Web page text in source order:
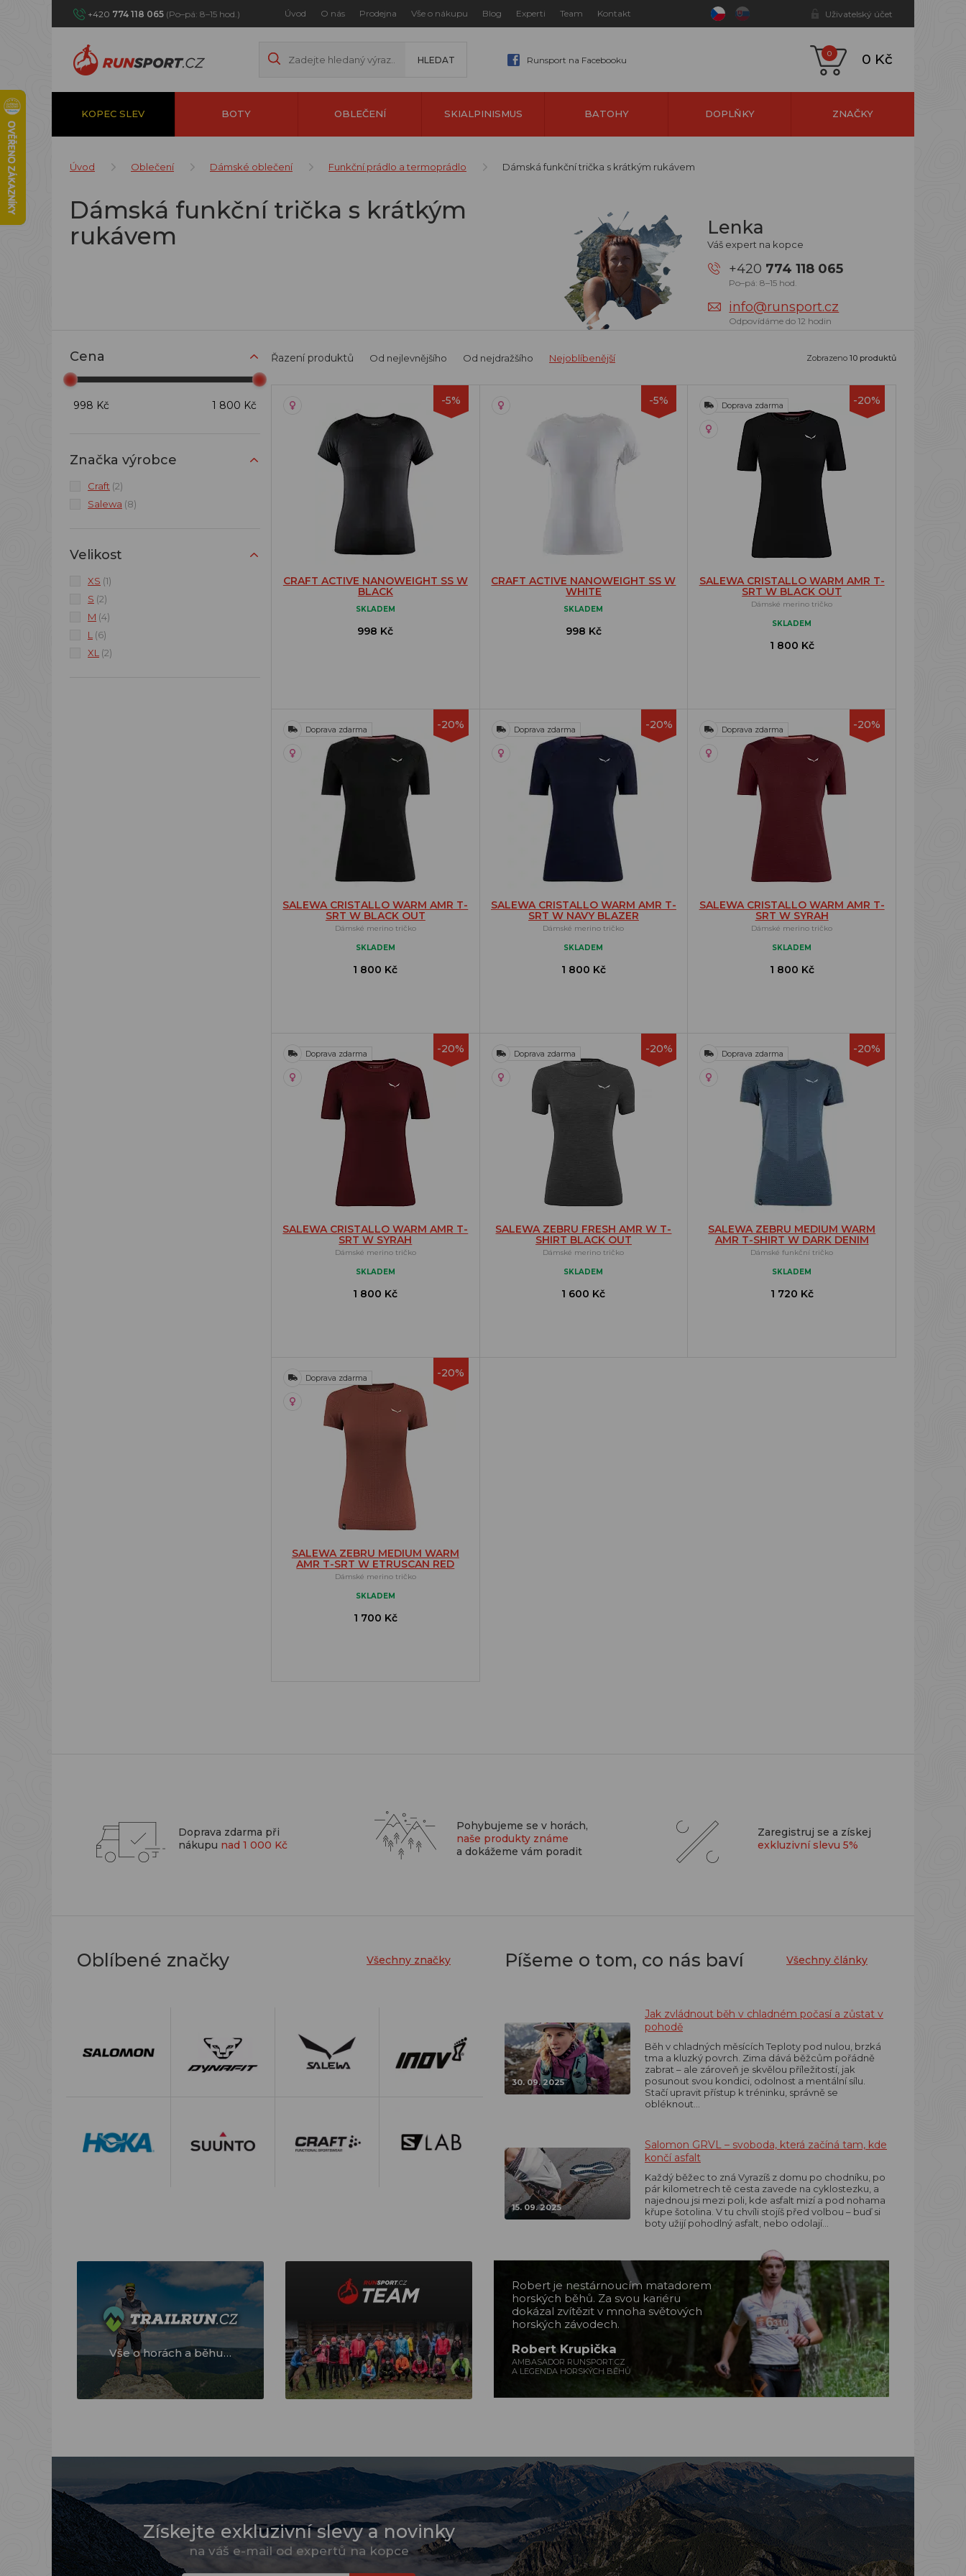
+420 774 118 065 (Po–pá: 8–15 hod.) Úvod O nás Prodejna Vše o nákupu Blog Experti Team Kontakt Uživatelský účet
Runsport na Facebooku
0 0 Kč
KOPEC SLEV BOTY OBLEČENÍ SKIALPINISMUS BATOHY DOPLŇKY ZNAČKY
Úvod Oblečení Dámské oblečení Funkční prádlo a termoprádlo Dámská funkční trička s krátkým rukávem
Dámská funkční trička s krátkým
rukávem
Lenka
Váš expert na kopce
+420 774 118 065
Po–pá: 8–15 hod.
info@runsport.cz
Odpovídáme do 12 hodin
Cena
998 Kč 1 800 Kč
Značka výrobce
Craft (2)
Salewa (8)
Velikost
XS (1)
S (2)
M (4)
L (6)
XL (2)
Řazení produktů Od nejlevnějšího Od nejdražšího Nejoblíbenější Zobrazeno 10 produktů
-5%
CRAFT ACTIVE NANOWEIGHT SS W
BLACK
SKLADEM
998 Kč
-5%
CRAFT ACTIVE NANOWEIGHT SS W
WHITE
SKLADEM
998 Kč
-20%
Doprava zdarma
SALEWA CRISTALLO WARM AMR T-
SRT W BLACK OUT
Dámské merino tričko
SKLADEM
1 800 Kč
-20%
Doprava zdarma
SALEWA CRISTALLO WARM AMR T-
SRT W BLACK OUT
Dámské merino tričko
SKLADEM
1 800 Kč
-20%
Doprava zdarma
SALEWA CRISTALLO WARM AMR T-
SRT W NAVY BLAZER
Dámské merino tričko
SKLADEM
1 800 Kč
-20%
Doprava zdarma
SALEWA CRISTALLO WARM AMR T-
SRT W SYRAH
Dámské merino tričko
SKLADEM
1 800 Kč
-20%
Doprava zdarma
SALEWA CRISTALLO WARM AMR T-
SRT W SYRAH
Dámské merino tričko
SKLADEM
1 800 Kč
-20%
Doprava zdarma
SALEWA ZEBRU FRESH AMR W T-
SHIRT BLACK OUT
Dámské merino tričko
SKLADEM
1 600 Kč
-20%
Doprava zdarma
SALEWA ZEBRU MEDIUM WARM
AMR T-SHIRT W DARK DENIM
Dámské funkční tričko
SKLADEM
1 720 Kč
-20%
Doprava zdarma
SALEWA ZEBRU MEDIUM WARM
AMR T-SRT W ETRUSCAN RED
Dámské merino tričko
SKLADEM
1 700 Kč
Doprava zdarma při
nákupu nad 1 000 Kč
Pohybujeme se v horách,
naše produkty známe
a dokážeme vám poradit
Zaregistruj se a získej
exkluzivní slevu 5%
Oblíbené značky Všechny značky Píšeme o tom, co nás baví Všechny články
30. 09. 2025
Jak zvládnout běh v chladném počasí a zůstat v
pohodě
Běh v chladných měsících Teploty pod nulou, brzká
tma a kluzký povrch. Zima dává běžcům pořádně
zabrat – ale zároveň je skvělou příležitostí, jak
posunout svou kondici, odolnost a mentální sílu.
Stačí upravit přístup k tréninku, správně se
obléknout…
15. 09. 2025
Salomon GRVL – svoboda, která začíná tam, kde
končí asfalt
Každý běžec to zná Vyrazíš z domu po chodníku, po
pár kilometrech tě cesta zavede na cyklostezku, a
najednou jsi mezi poli, kde asfalt mizí a pod nohama
křupe šotolina. V tu chvíli stojíš před volbou – buď si
boty užijí pohodlný asfalt, nebo odolají…
Vše o horách a běhu…
Robert je nestárnoucím matadorem
horských běhů. Za svou kariéru
dokázal zvítězit v mnoha světových
horských závodech.
Robert Krupička
AMBASADOR RUNSPORT.CZ
A LEGENDA HORSKÝCH BĚHŮ
Získejte exkluzivní slevy a novinky
na váš e-mail od expertů na kopce